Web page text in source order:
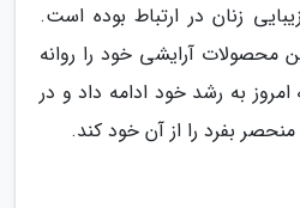
زنان در ارتباط بوده است.
از سال 1989 اولین محصولات آرایشی خود را روانه
امروز به رشد خود ادامه داد و در
بفرد را از آن خود کند.